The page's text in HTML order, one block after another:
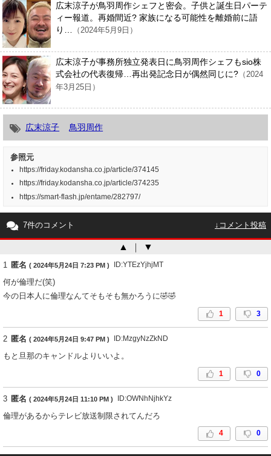
広末涼子が鳥羽周作シェフと密会。子供と誕生日パーテ
ィー報道。再婚間近? 家族になる可能性を離婚前に語
り… （2024年5月9日）
広末涼子が事務所独立発表日に鳥羽周作シェフもsio株
式会社の代表復帰…再出発記念日が偶然同じに? （2024
年3月25日）
広末涼子 鳥羽周作
参照元
https://friday.kodansha.co.jp/article/374145
https://friday.kodansha.co.jp/article/374235
https://smart-flash.jp/entame/282797/
7件のコメント ↓コメント投稿
▲ ｜ ▼
1 匿名 ( 2024年5月24日 7:23 PM ) ID:YTEzYjhjMT
何が倫理だ(笑)
今の日本人に倫理なんてそもそも無かろうに🤣🤣
1 3
2 匿名 ( 2024年5月24日 9:47 PM ) ID:MzgyNzZkND
もと旦那のキャンドルよりいいよ。
1 0
3 匿名 ( 2024年5月24日 11:10 PM ) ID:OWNhNjhkYz
倫理があるからテレビ放送制限されてんだろ
4 0